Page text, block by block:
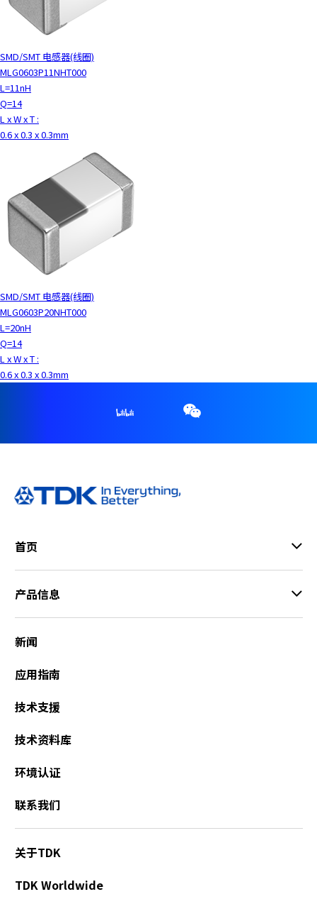
SMD/SMT 电感器(线圈)
MLG0603P11NHT000
L=11nH
Q=14
L x W x T :
0.6 x 0.3 x 0.3mm
SMD/SMT 电感器(线圈)
MLG0603P20NHT000
L=20nH
Q=14
L x W x T :
0.6 x 0.3 x 0.3mm
首页
产品信息
新闻
应用指南
技术支援
技术资料库
环境认证
联系我们
关于TDK
TDK Worldwide